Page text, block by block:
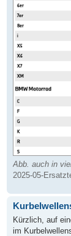
Abb. auch in
2025-05-
Kürzlich, auf
im